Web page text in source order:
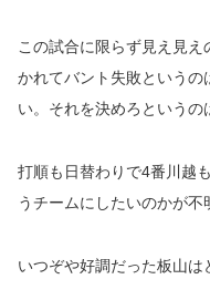
この試合に限らず見え見
かれてバント失敗というの
い。それを決めろというの
打順も日替わりで4番川越
うチームにしたいのかが不
いつぞや好調だった板山は